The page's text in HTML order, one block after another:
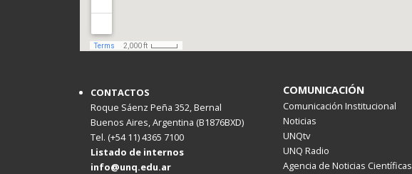
CONTACTOS
Roque Sáenz Peña 352, Bernal
Buenos Aires, Argentina (B1876BXD)
Tel. (+54 11) 4365 7100
Listado de internos
info@unq.edu.ar
COMUNICACIÓN
Comunicación Institucional
Noticias
UNQtv
UNQ Radio
Agencia de Noticias Científicas